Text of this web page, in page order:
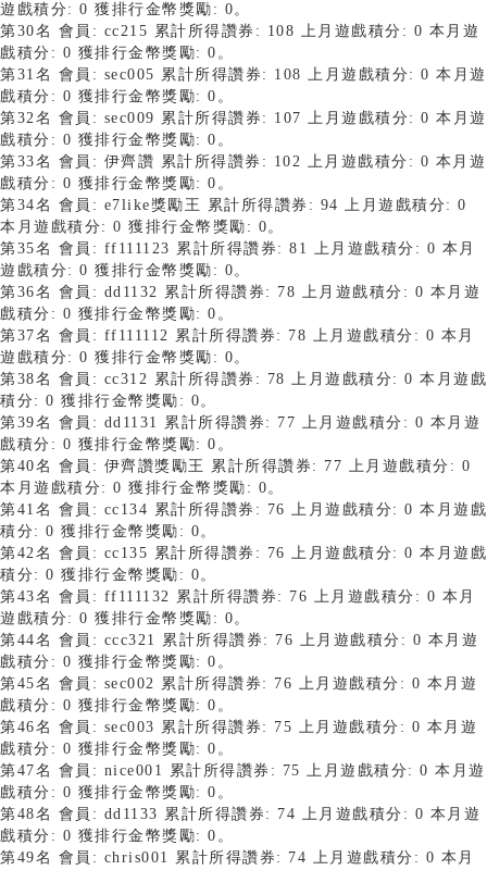
遊戲積分: 0 獲排行金幣獎勵: 0。
第30名 會員: cc215 累計所得讚券: 108 上月遊戲積分: 0 本月遊
戲積分: 0 獲排行金幣獎勵: 0。
第31名 會員: sec005 累計所得讚券: 108 上月遊戲積分: 0 本月遊
戲積分: 0 獲排行金幣獎勵: 0。
第32名 會員: sec009 累計所得讚券: 107 上月遊戲積分: 0 本月遊
戲積分: 0 獲排行金幣獎勵: 0。
第33名 會員: 伊齊讚 累計所得讚券: 102 上月遊戲積分: 0 本月遊
戲積分: 0 獲排行金幣獎勵: 0。
第34名 會員: e7like獎勵王 累計所得讚券: 94 上月遊戲積分: 0
本月遊戲積分: 0 獲排行金幣獎勵: 0。
第35名 會員: ff111123 累計所得讚券: 81 上月遊戲積分: 0 本月
遊戲積分: 0 獲排行金幣獎勵: 0。
第36名 會員: dd1132 累計所得讚券: 78 上月遊戲積分: 0 本月遊
戲積分: 0 獲排行金幣獎勵: 0。
第37名 會員: ff111112 累計所得讚券: 78 上月遊戲積分: 0 本月
遊戲積分: 0 獲排行金幣獎勵: 0。
第38名 會員: cc312 累計所得讚券: 78 上月遊戲積分: 0 本月遊戲
積分: 0 獲排行金幣獎勵: 0。
第39名 會員: dd1131 累計所得讚券: 77 上月遊戲積分: 0 本月遊
戲積分: 0 獲排行金幣獎勵: 0。
第40名 會員: 伊齊讚獎勵王 累計所得讚券: 77 上月遊戲積分: 0
本月遊戲積分: 0 獲排行金幣獎勵: 0。
第41名 會員: cc134 累計所得讚券: 76 上月遊戲積分: 0 本月遊戲
積分: 0 獲排行金幣獎勵: 0。
第42名 會員: cc135 累計所得讚券: 76 上月遊戲積分: 0 本月遊戲
積分: 0 獲排行金幣獎勵: 0。
第43名 會員: ff111132 累計所得讚券: 76 上月遊戲積分: 0 本月
遊戲積分: 0 獲排行金幣獎勵: 0。
第44名 會員: ccc321 累計所得讚券: 76 上月遊戲積分: 0 本月遊
戲積分: 0 獲排行金幣獎勵: 0。
第45名 會員: sec002 累計所得讚券: 76 上月遊戲積分: 0 本月遊
戲積分: 0 獲排行金幣獎勵: 0。
第46名 會員: sec003 累計所得讚券: 75 上月遊戲積分: 0 本月遊
戲積分: 0 獲排行金幣獎勵: 0。
第47名 會員: nice001 累計所得讚券: 75 上月遊戲積分: 0 本月遊
戲積分: 0 獲排行金幣獎勵: 0。
第48名 會員: dd1133 累計所得讚券: 74 上月遊戲積分: 0 本月遊
戲積分: 0 獲排行金幣獎勵: 0。
第49名 會員: chris001 累計所得讚券: 74 上月遊戲積分: 0 本月